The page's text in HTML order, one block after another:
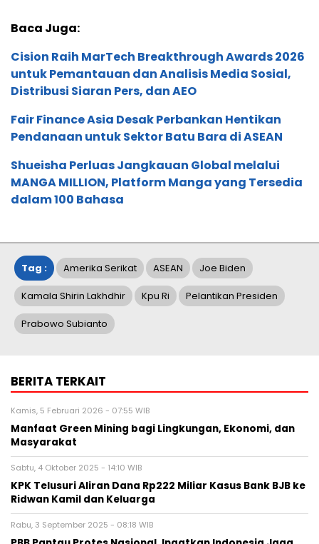
Baca Juga:
Cision Raih MarTech Breakthrough Awards 2026
untuk Pemantauan dan Analisis Media Sosial,
Distribusi Siaran Pers, dan AEO
Fair Finance Asia Desak Perbankan Hentikan
Pendanaan untuk Sektor Batu Bara di ASEAN
Shueisha Perluas Jangkauan Global melalui
MANGA MILLION, Platform Manga yang Tersedia
dalam 100 Bahasa
Tag : Amerika Serikat ASEAN Joe Biden
Kamala Shirin Lakhdhir Kpu Ri Pelantikan Presiden
Prabowo Subianto
BERITA TERKAIT
Kamis, 5 Februari 2026 - 07:55 WIB
Manfaat Green Mining bagi Lingkungan, Ekonomi, dan
Masyarakat
Sabtu, 4 Oktober 2025 - 14:10 WIB
KPK Telusuri Aliran Dana Rp222 Miliar Kasus Bank BJB ke
Ridwan Kamil dan Keluarga
Rabu, 3 September 2025 - 08:18 WIB